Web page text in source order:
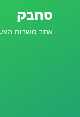
סחבק
אתר משרות